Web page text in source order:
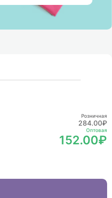
Оптовая
152.00₽
Розничная
284.00₽